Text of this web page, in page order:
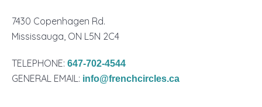
7430 Copenhagen Rd.
Mississauga, ON L5N 2C4
TELEPHONE:647-702-4544
GENERAL EMAIL: info@frenchcircles.ca